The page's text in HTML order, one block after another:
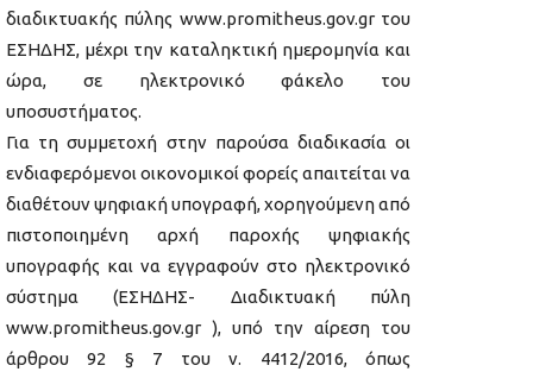
διαδικτυακής πύλης www.promitheus.gov.gr του
ΕΣΗΔΗΣ, μέχρι την καταληκτική ημερομηνία και
ώρα, σε ηλεκτρονικό φάκελο του
υποσυστήματος.
Για τη συμμετοχή στην παρούσα διαδικασία οι
ενδιαφερόμενοι οικονομικοί φορείς απαιτείται να
διαθέτουν ψηφιακή υπογραφή, χορηγούμενη από
πιστοποιημένη αρχή παροχής ψηφιακής
υπογραφής και να εγγραφούν στο ηλεκτρονικό
σύστημα (ΕΣΗΔΗΣ- Διαδικτυακή πύλη
www.promitheus.gov.gr ), υπό την αίρεση του
άρθρου 92 § 7 του ν. 4412/2016, όπως